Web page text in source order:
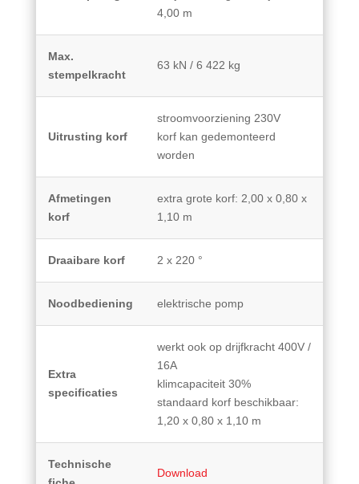
4,00 m
Max.
stempelkracht
63 kN / 6 422 kg
Uitrusting korf
stroomvoorziening 230V
korf kan gedemonteerd
worden
Afmetingen
korf
extra grote korf: 2,00 x 0,80 x
1,10 m
Draaibare korf 2 x 220 °
Noodbediening elektrische pomp
Extra
specificaties
werkt ook op drijfkracht 400V /
16A
klimcapaciteit 30%
standaard korf beschikbaar:
1,20 x 0,80 x 1,10 m
Technische
Download